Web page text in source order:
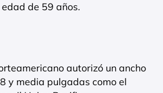
de 59 años.
autorizó un ancho
y media pulgadas como el